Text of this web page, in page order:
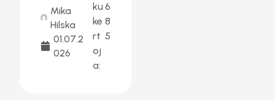
Mika
Hilska
01.07.2
026
ku
ke
rt
oj
a:
6
8
5